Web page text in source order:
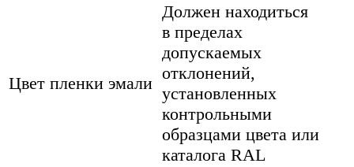
Цвет пленки эмали
Должен находиться
в пределах
допускаемых
отклонений,
установленных
контрольными
образцами цвета или
каталога RAL